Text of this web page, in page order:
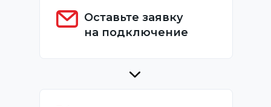
Оставьте заявку
на подключение